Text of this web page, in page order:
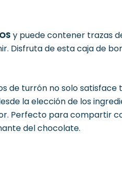
y puede contener trazas
Disfruta de esta caja de
de turrón no solo
la elección de los
Perfecto para compartir
del chocolate.